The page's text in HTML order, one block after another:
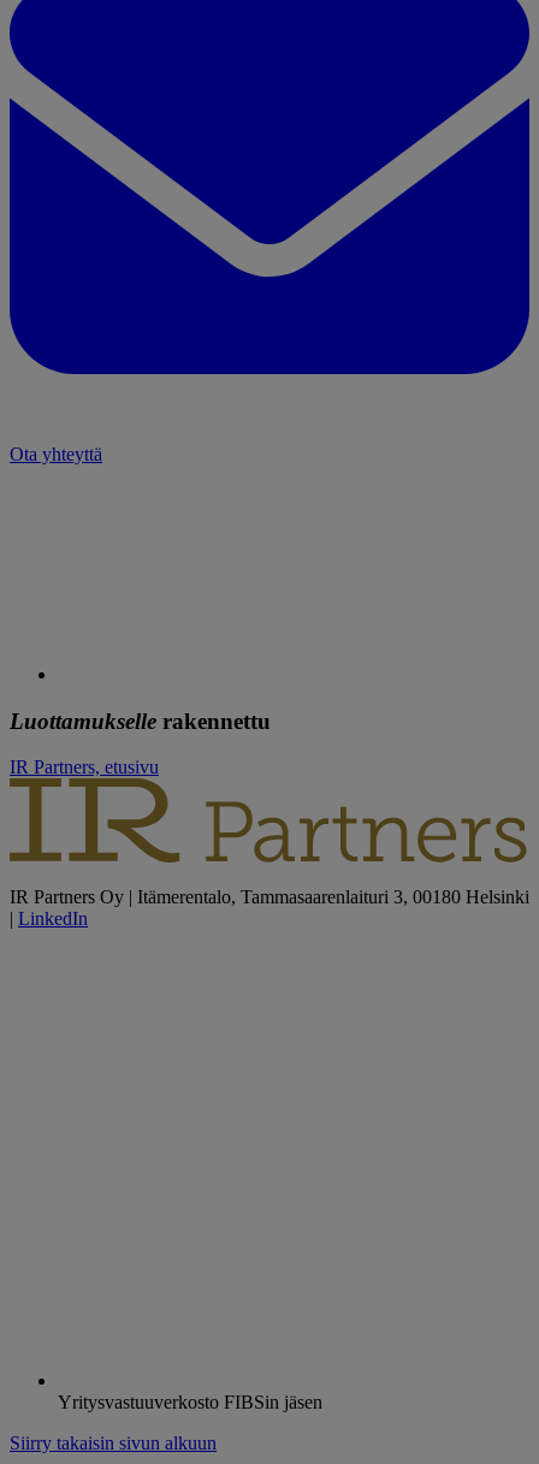
Ota yhteyttä
Luottamukselle rakennettu
IR Partners, etusivu
IR Partners Oy | Itämerentalo, Tammasaarenlaituri 3, 00180 Helsinki
| LinkedIn
Yritysvastuuverkosto FIBSin jäsen
Siirry takaisin sivun alkuun